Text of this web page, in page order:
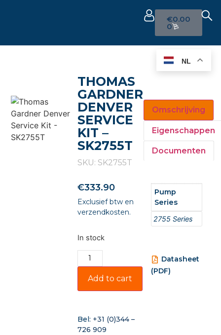
€0.00
0
THOMAS
GARDNER
DENVER
SERVICE
KIT –
SK2755T
SKU: SK2755T
€333.90
Exclusief btw en
verzendkosten.
In stock
Add to cart
Bel: +31 (0)344 –
726 909
Omschrijving
Eigenschappen
Documenten
Pump
Series
2755 Series
Datasheet
(PDF)
NL